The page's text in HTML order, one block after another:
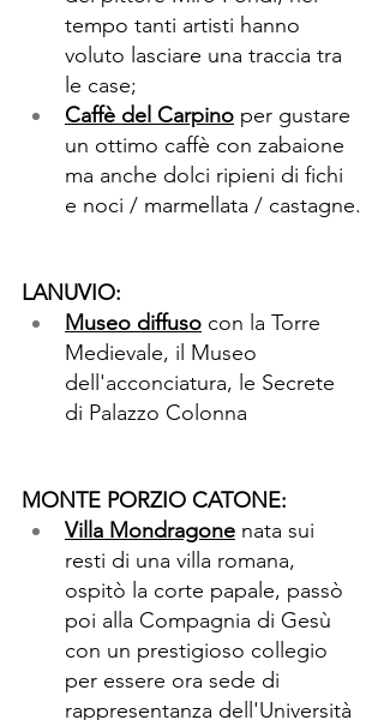
tempo tanti artisti hanno
voluto lasciare una traccia tra
le case;
Caffè del Carpino per gustare
un ottimo caffè con zabaione
ma anche dolci ripieni di fichi
e noci / marmellata / castagne.
LANUVIO:
Museo diffuso con la Torre
Medievale, il Museo
dell'acconciatura, le Secrete
di Palazzo Colonna
MONTE PORZIO CATONE:
Villa Mondragone nata sui
resti di una villa romana,
ospitò la corte papale, passò
poi alla Compagnia di Gesù
con un prestigioso collegio
per essere ora sede di
rappresentanza dell'Università